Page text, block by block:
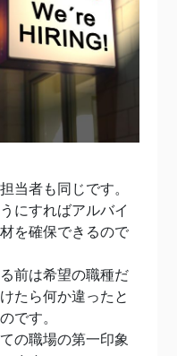
当者も同じです。
にすればアルバイ
を確保できるので
前は希望の職種だ
たら何か違ったと
です。
の職場の第一印象